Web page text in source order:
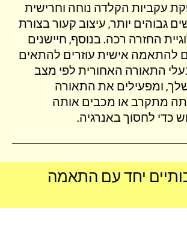
עקביות הקלדה נוחה וחרישית
גבוהים יותר, עיצוב קעור בצורת
החזרה רכה. בנוסף, חיישנים
להתאמה אישית עוזרים להתאים
התאורה האחורית לפי מצב
ומפעילים את התאורה
מתקרב או מכבים אותה
כדי לחסוך באנרגיה.
יחד עם התאמה